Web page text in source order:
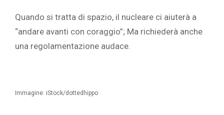
Quando si tratta di spazio, il nucleare ci aiuterà a
“andare avanti con coraggio”; Ma richiederà anche
una regolamentazione audace.
Immagine: iStock/dottedhippo